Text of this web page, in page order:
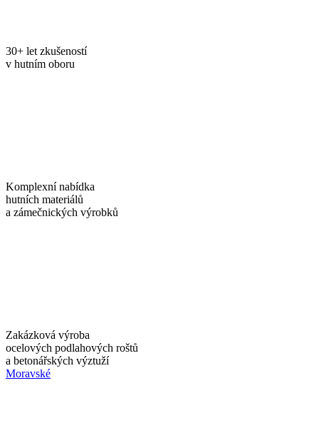
30+ let zkušeností
v hutním oboru
Komplexní nabídka
hutních materiálů
a zámečnických výrobků
Zakázková výroba
ocelových podlahových roštů
a betonářských výztuží
Moravské